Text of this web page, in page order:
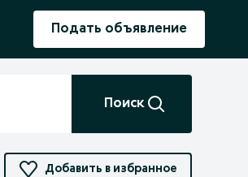
Подать объявление
Поиск
Добавить в избранное